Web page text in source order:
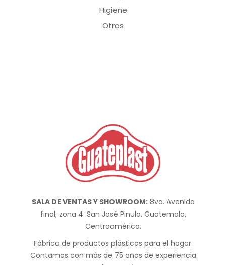
Higiene
Otros
SALA DE VENTAS Y SHOWROOM:8va. Avenida
final, zona 4. San José Pinula. Guatemala,
Centroamérica.
Fábrica de productos plásticos para el hogar.
Contamos con más de 75 años de experiencia